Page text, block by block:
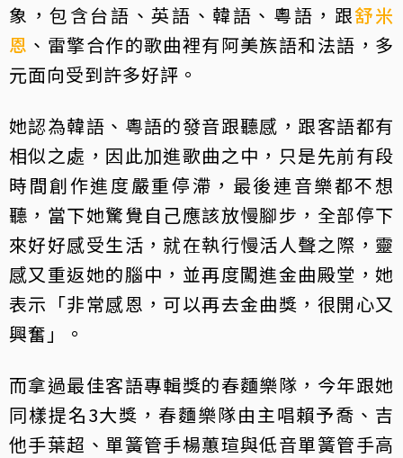
象，包含台語、英語、韓語、粵語，跟舒米
恩 、雷擎合作的歌曲裡有阿美族語和法語，多
元面向受到許多好評。
她認為韓語、粵語的發音跟聽感，跟客語都有
相似之處，因此加進歌曲之中，只是先前有段
時間創作進度嚴重停滯，最後連音樂都不想
聽，當下她驚覺自己應該放慢腳步，全部停下
來好好感受生活，就在執行慢活人聲之際，靈
感又重返她的腦中，並再度闖進金曲殿堂，她
表示「非常感恩，可以再去金曲獎，很開心又
興奮」。
而拿過最佳客語專輯獎的春麵樂隊，今年跟她
同樣提名3大獎，春麵樂隊由主唱賴予喬、吉
他手葉超、單簧管手楊蕙瑄與低音單簧管手高